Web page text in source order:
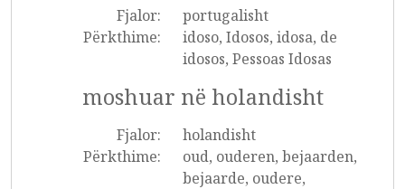
Fjalor:
portugalisht
Përkthime:
idoso, Idosos, idosa, de
idosos, Pessoas Idosas
moshuar në holandisht
Fjalor:
holandisht
Përkthime:
oud, ouderen, bejaarden,
bejaarde, oudere,